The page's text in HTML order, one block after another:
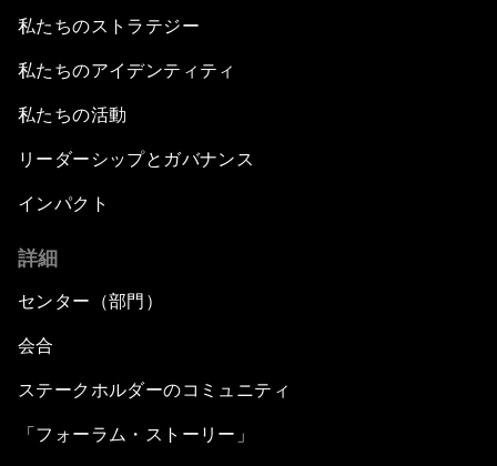
私たちのストラテジー
私たちのアイデンティティ
私たちの活動
リーダーシップとガバナンス
インパクト
詳細
センター（部門）
会合
ステークホルダーのコミュニティ
「フォーラム・ストーリー」